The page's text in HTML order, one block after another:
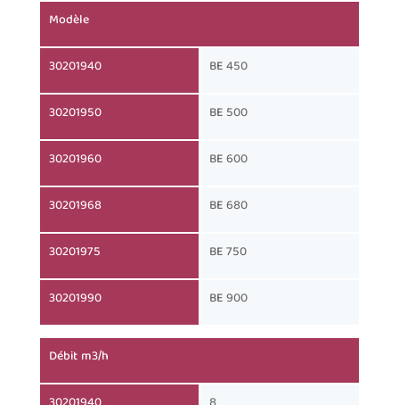
30201940
30201950
30201960
30201968
30201975
30201990
Modèle
BE 450
BE 500
BE 600
BE 680
BE 750
BE 900
Débit m3/h